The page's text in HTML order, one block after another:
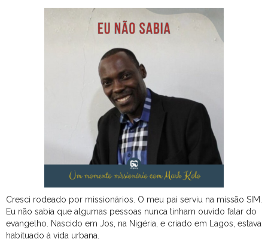
Cresci rodeado por missionários. O meu pai serviu na missão SIM.
Eu não sabia que algumas pessoas nunca tinham ouvido falar do
evangelho. Nascido em Jos, na Nigéria, e criado em Lagos, estava
habituado à vida urbana.